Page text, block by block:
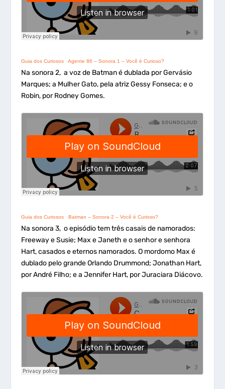
Guia dos Curiosos ·Agente 86 – Sonora 1 – Você é Curioso?
Na sonora 2, a voz de Batman é dublada por Gervásio
Marques; a Mulher Gato, pela atriz Gessy Fonseca; e o
Robin, por Rodney Gomes.
Guia dos Curiosos ·Batman – Sonora 2 – Você é Curioso?
Na sonora 3, o episódio tem três casais de namorados:
Freeway e Susie; Max e Janeth e o senhor e senhora
Hart, casados e eternos namorados. O mordomo Max é
dublado pelo grande Orlando Drummond; Jonathan Hart,
por André Filho; e a Jennifer Hart, por Juraciara Diácovo.